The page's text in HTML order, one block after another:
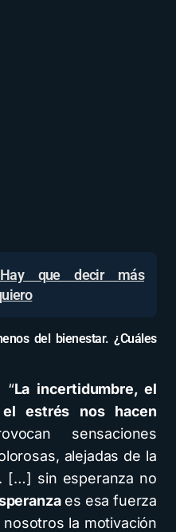
que decir más
del bienestar. ¿Cuáles
“La incertidumbre, el
estrés nos hacen
sensaciones
alejadas de la
[…] sin esperanza no
es esa fuerza
la motivación